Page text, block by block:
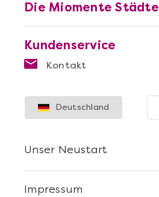
Kundenservice
Kontakt
Die Miomente Städte
Impressum
Unser Neustart
Deutschland